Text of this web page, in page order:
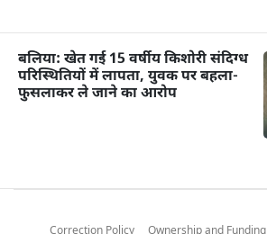
बलिया: खेत गई 15 वर्षीय किशोरी संदिग्ध
परिस्थितियों में लापता, युवक पर बहला-
फुसलाकर ले जाने का आरोप
Correction Policy Ownership and Funding